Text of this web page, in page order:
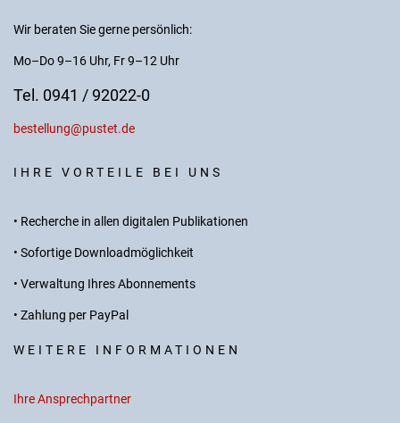
Wir beraten Sie gerne persönlich:
Mo–Do 9–16 Uhr, Fr 9–12 Uhr
Tel. 0941 / 92022-0
bestellung@pustet.de
IHRE VORTEILE BEI UNS
• Recherche in allen digitalen Publikationen
• Sofortige Downloadmöglichkeit
• Verwaltung Ihres Abonnements
• Zahlung per PayPal
WEITERE INFORMATIONEN
Ihre Ansprechpartner